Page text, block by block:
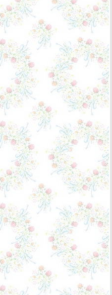
Believe & If I Could Turn
Back Time - Cher ... หลัก
กิโลเมตรที่ 354
Tequila Sunrise - Eagles ...
ตะพาบ หลักกิโลเมตรที่ 353
Peace Train - Cat Stevens
... ตะพาบหลักกิโลเมตรที่
352
Just the Way You Are - Billy
Joel ... ความหมา
The Load Out / Stay -
Jackson Browne /
Rosemary Butler, Lindley ...
ความหมา
When You Love Someone -
Bryan Adams ... ตะภาพหลัก
กิโลเมตรที่ 351 ตัวประหลาด
The Fairest of the Seasons
- Nico ... ความหมา
This I Promise You -
NSYNC ... ตะพาบหลัก
กิโลเมตรที่ 350
What I Did For Love - Josh
Groban ... ความหมา
Oh, Pretty Woman - Roy
Orbison ... ความหมา
I Will Whisper Your Name -
Michael Johnson ... ตะพาบ
หลักกิโลเมตรที่ 349
Maggie May - Rod Stewart
... ความหมา